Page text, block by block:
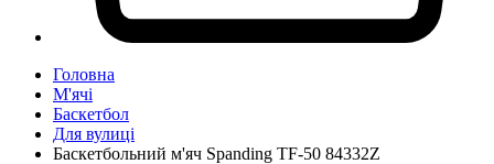
Головна
М'ячі
Баскетбол
Для вулиці
Баскетбольний м'яч Spanding TF-50 84332Z